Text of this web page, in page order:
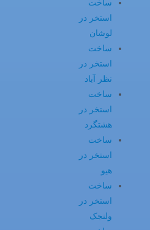
ساخت
استخر در
لوشان
ساخت
استخر در
نظر آباد
ساخت
استخر در
هشتگرد
ساخت
استخر در
هیو
ساخت
استخر در
ولنجک